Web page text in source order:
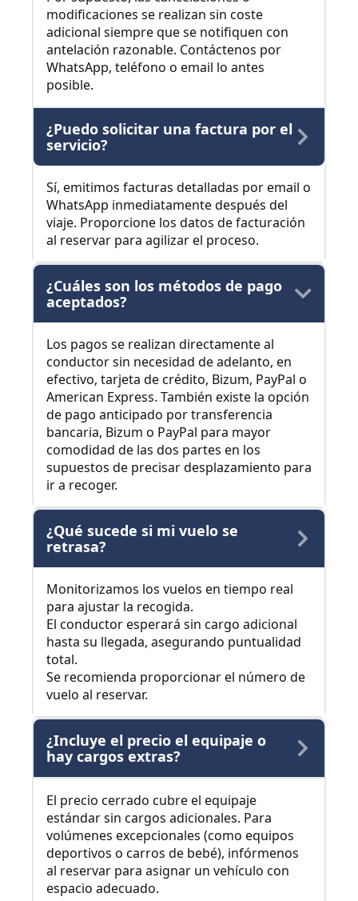
modificaciones se realizan sin coste
adicional siempre que se notifiquen con
antelación razonable. Contáctenos por
WhatsApp, teléfono o email lo antes
posible.
¿Puedo solicitar una factura por el
servicio?
Sí, emitimos facturas detalladas por email o
WhatsApp inmediatamente después del
viaje. Proporcione los datos de facturación
al reservar para agilizar el proceso.
¿Cuáles son los métodos de pago
aceptados?
Los pagos se realizan directamente al
conductor sin necesidad de adelanto, en
efectivo, tarjeta de crédito, Bizum, PayPal o
American Express. También existe la opción
de pago anticipado por transferencia
bancaria, Bizum o PayPal para mayor
comodidad de las dos partes en los
supuestos de precisar desplazamiento para
ir a recoger.
¿Qué sucede si mi vuelo se
retrasa?
Monitorizamos los vuelos en tiempo real
para ajustar la recogida.
El conductor esperará sin cargo adicional
hasta su llegada, asegurando puntualidad
total.
Se recomienda proporcionar el número de
vuelo al reservar.
¿Incluye el precio el equipaje o
hay cargos extras?
El precio cerrado cubre el equipaje
estándar sin cargos adicionales. Para
volúmenes excepcionales (como equipos
deportivos o carros de bebé), infórmenos
al reservar para asignar un vehículo con
espacio adecuado.